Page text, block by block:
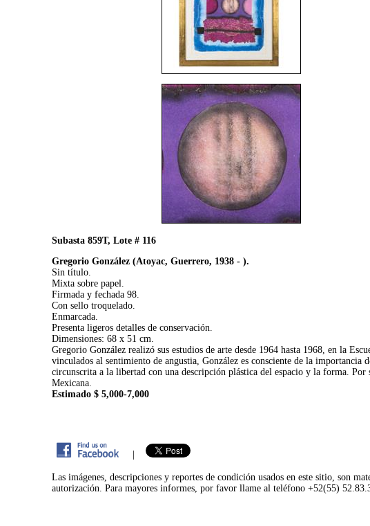
Subasta 859T, Lote # 116
Gregorio González (Atoyac, Guerrero, 1938 - ).
Sin título.
Mixta sobre papel.
Firmada y fechada 98.
Con sello troquelado.
Enmarcada.
Presenta ligeros detalles de conservación.
Dimensiones: 68 x 51 cm.
Gregorio González realizó sus estudios de arte desde 1964 hasta 1968, en la
vinculados al sentimiento de angustia, González es consciente de la
circunscrita a la libertad con una descripción plástica del espacio y la forma.
Mexicana.
Estimado $ 5,000-7,000
|
Las imágenes, descripciones y reportes de condición usados en este sitio, son
autorización. Para mayores informes, por favor llame al teléfono +52(55)